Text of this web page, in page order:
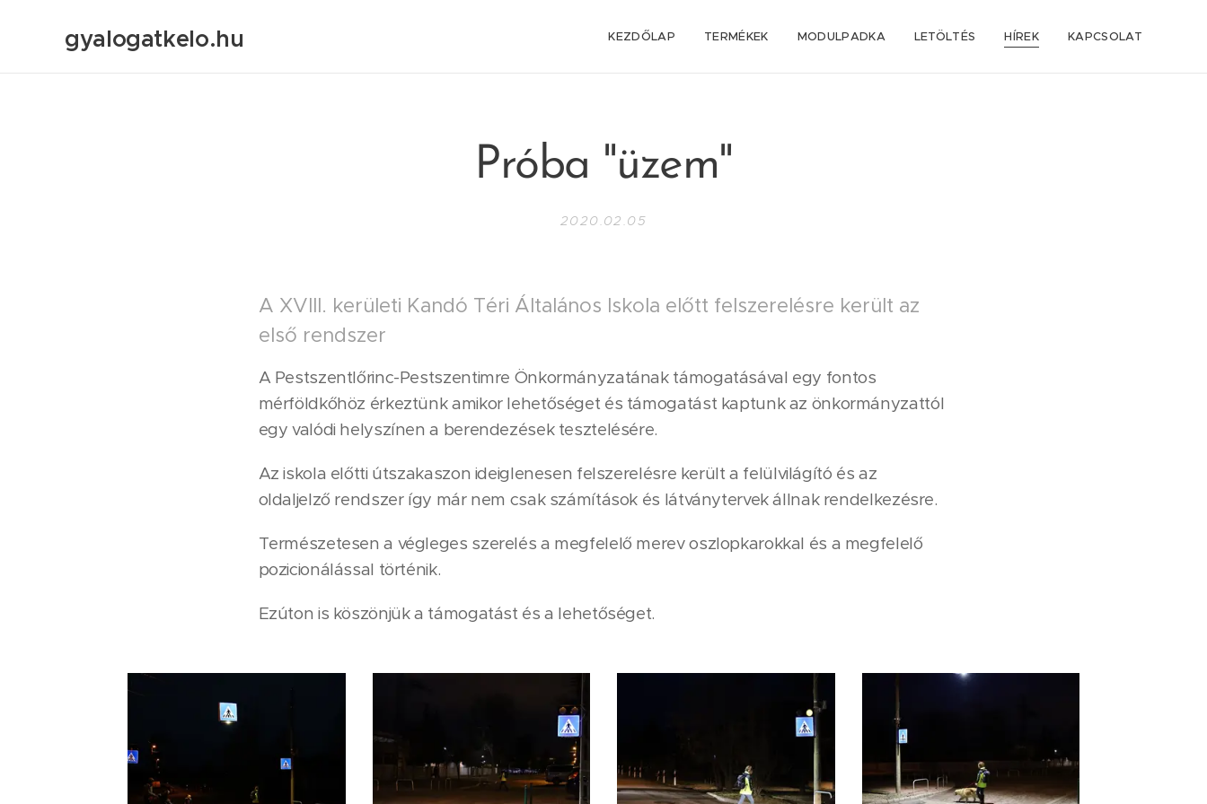
gyalogatkelo.hu KEZDŐLAP TERMÉKEK MODULPADKA LETÖLTÉS HÍREK KAPCSOLAT
Próba "üzem"
2020.02.05
A XVIII. kerületi Kandó Téri Általános Iskola előtt felszerelésre került az
első rendszer
A Pestszentlőrinc-Pestszentimre Önkormányzatának támogatásával egy fontos
mérföldkőhöz érkeztünk amikor lehetőséget és támogatást kaptunk az önkormányzattól
egy valódi helyszínen a berendezések tesztelésére.
Az iskola előtti útszakaszon ideiglenesen felszerelésre került a felülvilágító és az
oldaljelző rendszer így már nem csak számítások és látványtervek állnak rendelkezésre.
Természetesen a végleges szerelés a megfelelő merev oszlopkarokkal és a megfelelő
pozicionálással történik.
Ezúton is köszönjük a támogatást és a lehetőséget.